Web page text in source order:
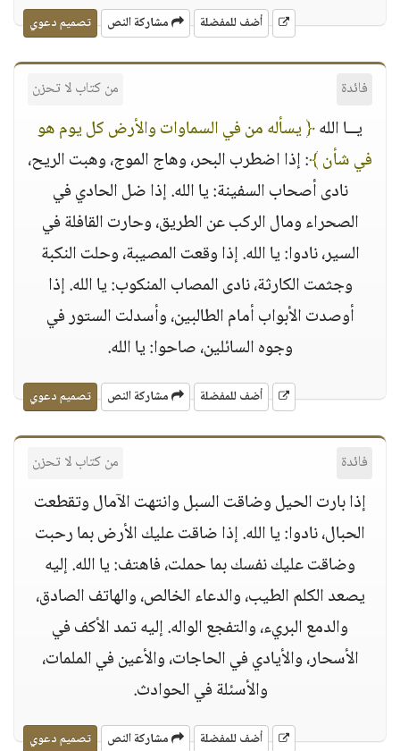
أضف للمفضلة مشاركة النص تصميم دعوي
فائدة من كتاب لا تحزن
يــا الله﴿ يسأله من في السماوات والأرض كل يوم هو
في شأن ﴾: إذا اضطرب البحر، وهاج الموج، وهبت الريح،
نادى أصحاب السفينة: يا الله. إذا ضل الحادي في
الصحراء ومال الركب عن الطريق، وحارت القافلة في
السير، نادوا: يا الله. إذا وقعت المصيبة، وحلت النكبة
وجثمت الكارثة، نادى المصاب المنكوب: يا الله. إذا
أوصدت الأبواب أمام الطالبين، وأسدلت الستور في
وجوه السائلين، صاحوا: يا الله.
أضف للمفضلة مشاركة النص تصميم دعوي
فائدة من كتاب لا تحزن
إذا بارت الحيل وضاقت السبل وانتهت الآمال وتقطعت
الحبال، نادوا: يا الله. إذا ضاقت عليك الأرض بما رحبت
وضاقت عليك نفسك بما حملت، فاهتف: يا الله. إليه
يصعد الكلم الطيب، والدعاء الخالص، والهاتف الصادق،
والدمع البريء، والتفجع الواله. إليه تمد الأكف في
الأسحار، والأيادي في الحاجات، والأعين في الملمات،
والأسئلة في الحوادث.
أضف للمفضلة مشاركة النص تصميم دعوي